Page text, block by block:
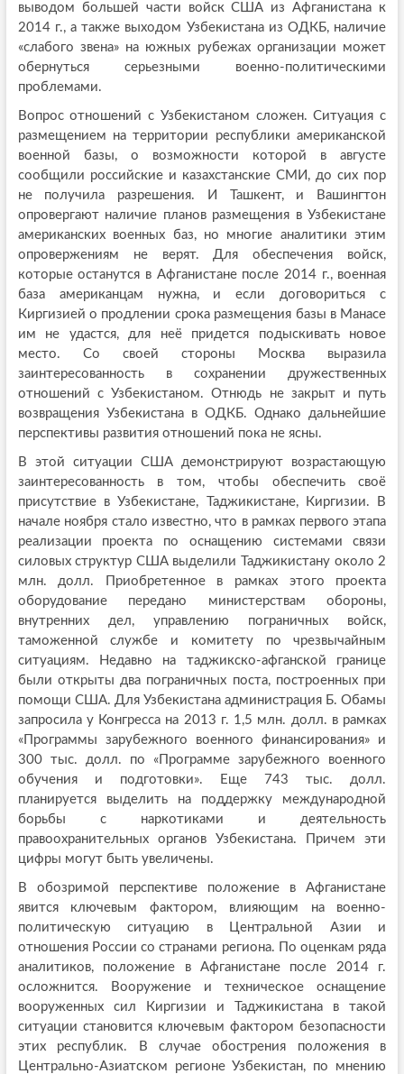
выводом большей части войск США из Афганистана к
2014 г., а также выходом Узбекистана из ОДКБ, наличие
«слабого звена» на южных рубежах организации может
обернуться серьезными военно-политическими
проблемами.
Вопрос отношений с Узбекистаном сложен. Ситуация с
размещением на территории республики американской
военной базы, о возможности которой в августе
сообщили российские и казахстанские СМИ, до сих пор
не получила разрешения. И Ташкент, и Вашингтон
опровергают наличие планов размещения в Узбекистане
американских военных баз, но многие аналитики этим
опровержениям не верят. Для обеспечения войск,
которые останутся в Афганистане после 2014 г., военная
база американцам нужна, и если договориться с
Киргизией о продлении срока размещения базы в Манасе
им не удастся, для неё придется подыскивать новое
место. Со своей стороны Москва выразила
заинтересованность в сохранении дружественных
отношений с Узбекистаном. Отнюдь не закрыт и путь
возвращения Узбекистана в ОДКБ. Однако дальнейшие
перспективы развития отношений пока не ясны.
В этой ситуации США демонстрируют возрастающую
заинтересованность в том, чтобы обеспечить своё
присутствие в Узбекистане, Таджикистане, Киргизии. В
начале ноября стало известно, что в рамках первого этапа
реализации проекта по оснащению системами связи
силовых структур США выделили Таджикистану около 2
млн. долл. Приобретенное в рамках этого проекта
оборудование передано министерствам обороны,
внутренних дел, управлению пограничных войск,
таможенной службе и комитету по чрезвычайным
ситуациям. Недавно на таджикско-афганской границе
были открыты два пограничных поста, построенных при
помощи США. Для Узбекистана администрация Б. Обамы
запросила у Конгресса на 2013 г. 1,5 млн. долл. в рамках
«Программы зарубежного военного финансирования» и
300 тыс. долл. по «Программе зарубежного военного
обучения и подготовки». Еще 743 тыс. долл.
планируется выделить на поддержку международной
борьбы с наркотиками и деятельность
правоохранительных органов Узбекистана. Причем эти
цифры могут быть увеличены.
В обозримой перспективе положение в Афганистане
явится ключевым фактором, влияющим на военно-
политическую ситуацию в Центральной Азии и
отношения России со странами региона. По оценкам ряда
аналитиков, положение в Афганистане после 2014 г.
осложнится. Вооружение и техническое оснащение
вооруженных сил Киргизии и Таджикистана в такой
ситуации становится ключевым фактором безопасности
этих республик. В случае обострения положения в
Центрально-Азиатском регионе Узбекистан, по мнению